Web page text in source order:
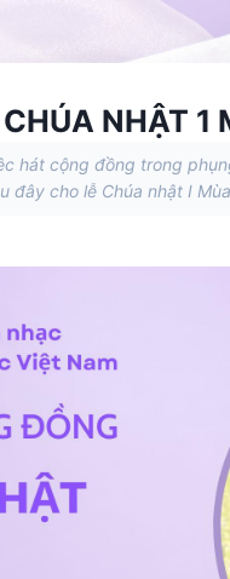
NHẬT 1
hát cộng đồng trong
cho lễ Chúa nhật I